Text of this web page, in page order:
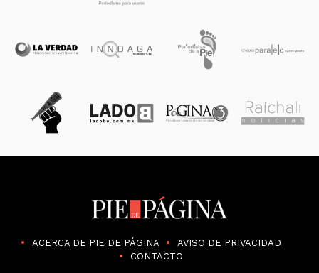
ACERCA DE PIE DE PÁGINA
AVISO DE PRIVACIDAD
CONTACTO